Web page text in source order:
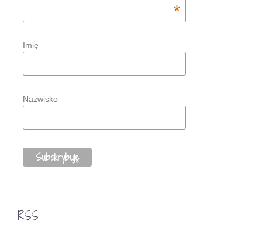
*
Imię
Nazwisko
RSS